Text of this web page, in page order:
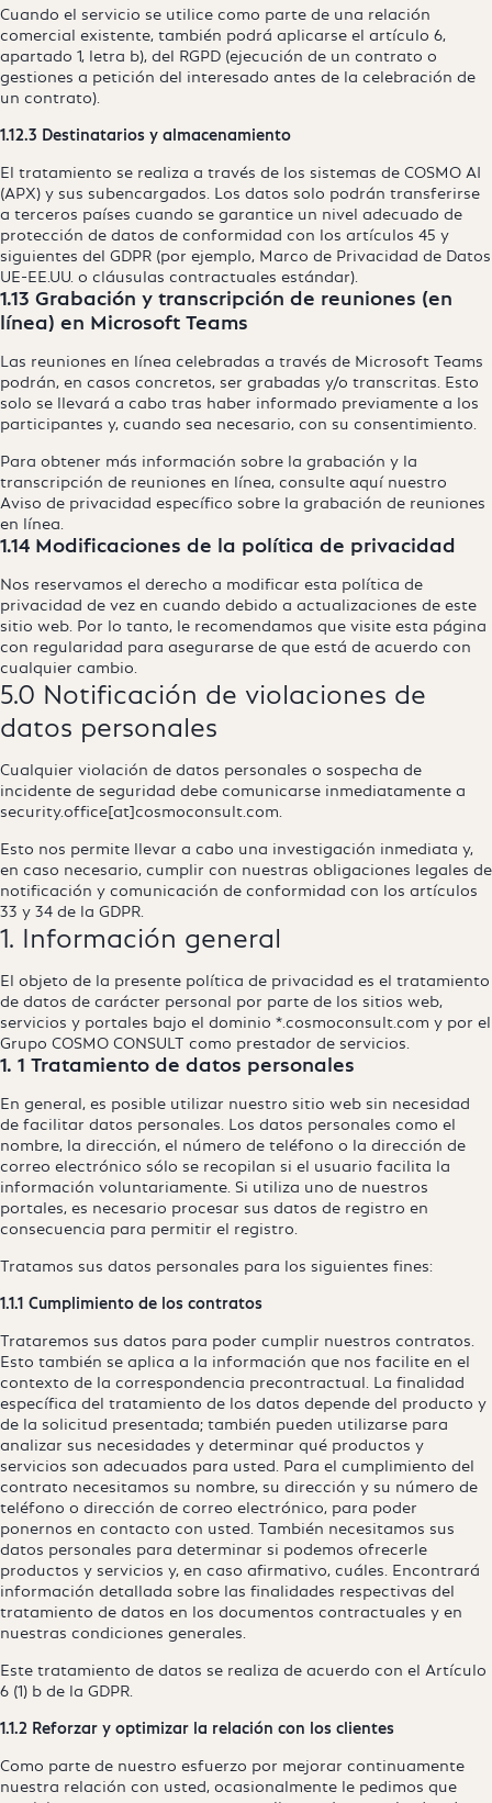
Cuando el servicio se utilice como parte de una relación
comercial existente, también podrá aplicarse el artículo 6,
apartado 1, letra b), del RGPD (ejecución de un contrato o
gestiones a petición del interesado antes de la celebración de
un contrato).
1.12.3 Destinatarios y almacenamiento
El tratamiento se realiza a través de los sistemas de COSMO AI
(APX) y sus subencargados. Los datos solo podrán transferirse
a terceros países cuando se garantice un nivel adecuado de
protección de datos de conformidad con los artículos 45 y
siguientes del GDPR (por ejemplo, Marco de Privacidad de Datos
UE-EE.UU. o cláusulas contractuales estándar).
1.13 Grabación y transcripción de reuniones (en
línea) en Microsoft Teams
Las reuniones en línea celebradas a través de Microsoft Teams
podrán, en casos concretos, ser grabadas y/o transcritas. Esto
solo se llevará a cabo tras haber informado previamente a los
participantes y, cuando sea necesario, con su consentimiento.
Para obtener más información sobre la grabación y la
transcripción de reuniones en línea, consulte aquí nuestro
Aviso de privacidad específico sobre la grabación de reuniones
en línea.
1.14 Modificaciones de la política de privacidad
Nos reservamos el derecho a modificar esta política de
privacidad de vez en cuando debido a actualizaciones de este
sitio web. Por lo tanto, le recomendamos que visite esta página
con regularidad para asegurarse de que está de acuerdo con
cualquier cambio.
5.0 Notificación de violaciones de
datos personales
Cualquier violación de datos personales o sospecha de
incidente de seguridad debe comunicarse inmediatamente a
security.office[at]cosmoconsult.com.
Esto nos permite llevar a cabo una investigación inmediata y,
en caso necesario, cumplir con nuestras obligaciones legales de
notificación y comunicación de conformidad con los artículos
33 y 34 de la GDPR.
1. Información general
El objeto de la presente política de privacidad es el tratamiento
de datos de carácter personal por parte de los sitios web,
servicios y portales bajo el dominio *.cosmoconsult.com y por el
Grupo COSMO CONSULT como prestador de servicios.
1. 1 Tratamiento de datos personales
En general, es posible utilizar nuestro sitio web sin necesidad
de facilitar datos personales. Los datos personales como el
nombre, la dirección, el número de teléfono o la dirección de
correo electrónico sólo se recopilan si el usuario facilita la
información voluntariamente. Si utiliza uno de nuestros
portales, es necesario procesar sus datos de registro en
consecuencia para permitir el registro.
Tratamos sus datos personales para los siguientes fines:
1.1.1 Cumplimiento de los contratos
Trataremos sus datos para poder cumplir nuestros contratos.
Esto también se aplica a la información que nos facilite en el
contexto de la correspondencia precontractual. La finalidad
específica del tratamiento de los datos depende del producto y
de la solicitud presentada; también pueden utilizarse para
analizar sus necesidades y determinar qué productos y
servicios son adecuados para usted. Para el cumplimiento del
contrato necesitamos su nombre, su dirección y su número de
teléfono o dirección de correo electrónico, para poder
ponernos en contacto con usted. También necesitamos sus
datos personales para determinar si podemos ofrecerle
productos y servicios y, en caso afirmativo, cuáles. Encontrará
información detallada sobre las finalidades respectivas del
tratamiento de datos en los documentos contractuales y en
nuestras condiciones generales.
Este tratamiento de datos se realiza de acuerdo con el Artículo
6 (1) b de la GDPR.
1.1.2 Reforzar y optimizar la relación con los clientes
Como parte de nuestro esfuerzo por mejorar continuamente
nuestra relación con usted, ocasionalmente le pedimos que